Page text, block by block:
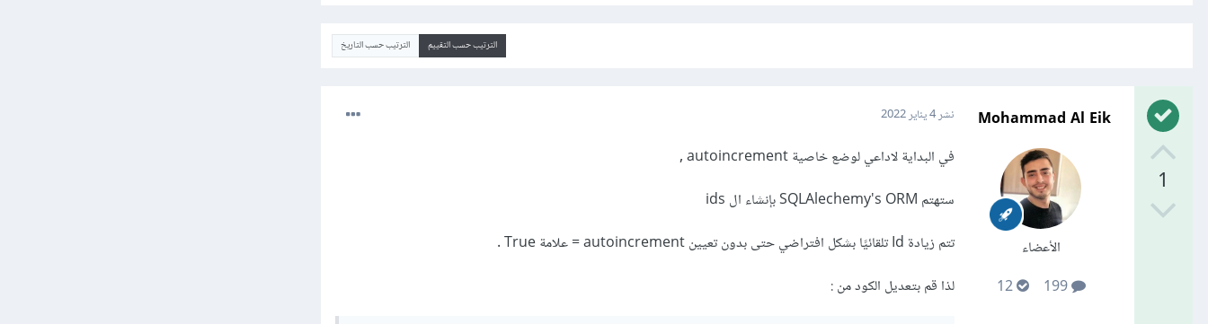
الترتيب حسب التقييم الترتيب حسب التاريخ
1
Mohammad Al Eik
الأعضاء
199
12
نشر4 يناير 2022
في البداية لاداعي لوضع خاصية autoincrement ,
ستهتم SQLAlechemy's ORM بإنشاء ال ids
تتم زيادة Id تلقائيًا بشكل افتراضي حتى بدون تعيين autoincrement = علامة True .
لذا قم بتعديل الكود من :